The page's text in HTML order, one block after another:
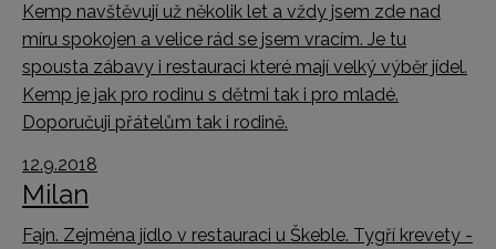
Kemp navštěvují už několik let a vždy jsem zde nad
míru spokojen a velice rád se jsem vracím. Je tu
spousta zábavy i restauraci které mají velký výběr jídel.
Kemp je jak pro rodinu s dětmi tak i pro mladé.
Doporučuji přátelům tak i rodině.
12.9.2018
Milan
Fajn. Zejména jídlo v restauraci u Škeble. Tygří krevety -